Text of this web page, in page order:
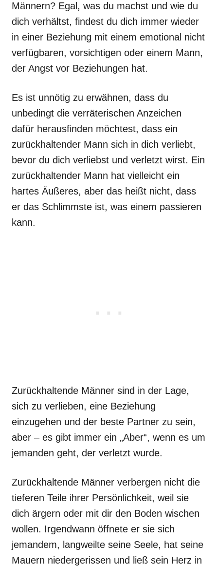
Männern? Egal, was du machst und wie du
dich verhältst, findest du dich immer wieder
in einer Beziehung mit einem emotional nicht
verfügbaren, vorsichtigen oder einem Mann,
der Angst vor Beziehungen hat.
Es ist unnötig zu erwähnen, dass du
unbedingt die verräterischen Anzeichen
dafür herausfinden möchtest, dass ein
zurückhaltender Mann sich in dich verliebt,
bevor du dich verliebst und verletzt wirst. Ein
zurückhaltender Mann hat vielleicht ein
hartes Äußeres, aber das heißt nicht, dass
er das Schlimmste ist, was einem passieren
kann.
Zurückhaltende Männer sind in der Lage,
sich zu verlieben, eine Beziehung
einzugehen und der beste Partner zu sein,
aber – es gibt immer ein „Aber“, wenn es um
jemanden geht, der verletzt wurde.
Zurückhaltende Männer verbergen nicht die
tieferen Teile ihrer Persönlichkeit, weil sie
dich ärgern oder mit dir den Boden wischen
wollen. Irgendwann öffnete er sie sich
jemandem, langweilte seine Seele, hat seine
Mauern niedergerissen und ließ sein Herz in